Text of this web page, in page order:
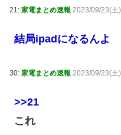
21: 家電まとめ速報 2023/09/23(土
結局ipadになるんよ
30: 家電まとめ速報 2023/09/23(土
>>21
これ